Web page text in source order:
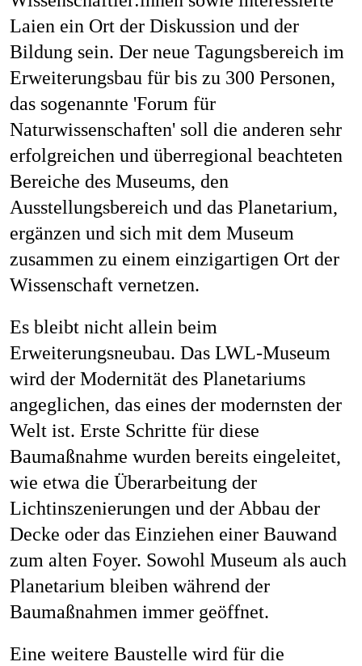
Laien ein Ort der Diskussion und der
Bildung sein. Der neue Tagungsbereich im
Erweiterungsbau für bis zu 300 Personen,
das sogenannte 'Forum für
Naturwissenschaften' soll die anderen sehr
erfolgreichen und überregional beachteten
Bereiche des Museums, den
Ausstellungsbereich und das Planetarium,
ergänzen und sich mit dem Museum
zusammen zu einem einzigartigen Ort der
Wissenschaft vernetzen.
Es bleibt nicht allein beim
Erweiterungsneubau. Das LWL-Museum
wird der Modernität des Planetariums
angeglichen, das eines der modernsten der
Welt ist. Erste Schritte für diese
Baumaßnahme wurden bereits eingeleitet,
wie etwa die Überarbeitung der
Lichtinszenierungen und der Abbau der
Decke oder das Einziehen einer Bauwand
zum alten Foyer. Sowohl Museum als auch
Planetarium bleiben während der
Baumaßnahmen immer geöffnet.
Eine weitere Baustelle wird für die